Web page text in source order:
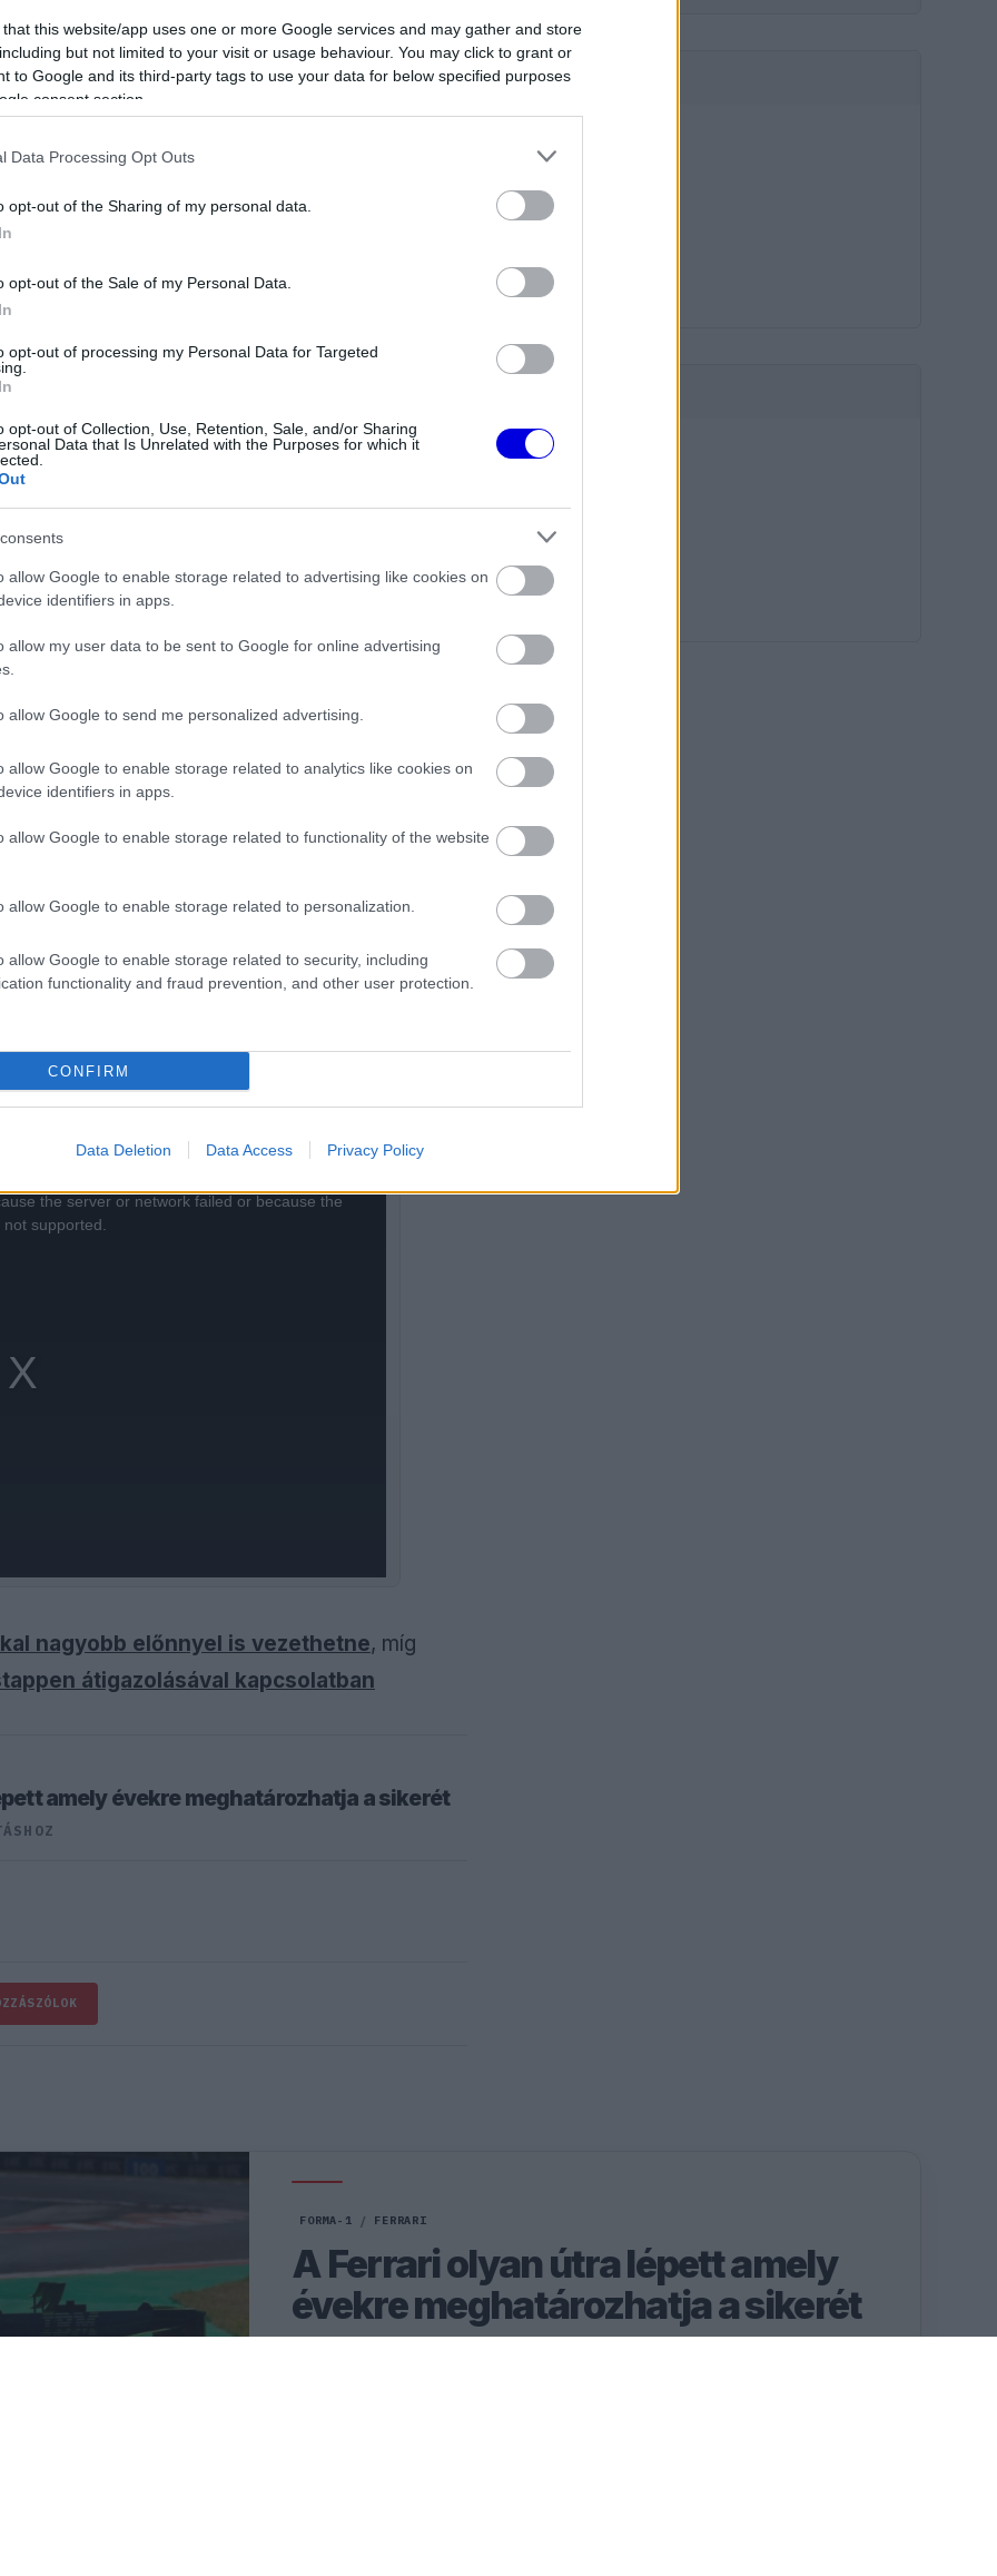
that this website/app uses one or more Google services and may gather and store
but not limited to your visit or usage behaviour. You may click to grant or
to Google and its third-party tags to use your data for below specified purposes
consent section.
Data Processing Opt Outs
opt-out of the Sharing of my personal data.
opt-out of the Sale of my Personal Data.
opt-out of processing my Personal Data for Targeted
opt-out of Collection, Use, Retention, Sale, and/or Sharing
Data that Is Unrelated with the Purposes for which it
allow Google to enable storage related to advertising like cookies on
identifiers in apps.
allow my user data to be sent to Google for online advertising
allow Google to send me personalized advertising.
allow Google to enable storage related to analytics like cookies on
identifiers in apps.
allow Google to enable storage related to functionality of the website
allow Google to enable storage related to personalization.
allow Google to enable storage related to security, including
functionality and fraud prevention, and other user protection.
CONFIRM
Data Deletion Data Access Privacy Policy
veszélyesnek számít, hiszen a monacói
belátható. Az érkező autók ilyenkor már a
a kiállásra, miközben a helyszíni
igényel.
átigazolásával
FORMA-1
szerint Herta láthatóan meglepődött,
előtte haladt át a sávon. A találkozás
azonban végül elmaradt.
the server or network failed or because the
supported.
nagyobb előnnyel is vezethetne, míg
átigazolásával kapcsolatban
amely évekre meghatározhatja a sikerét
FORMA-1 / FERRARI
A Ferrari olyan útra lépett amely
évekre meghatározhatja a sikerét